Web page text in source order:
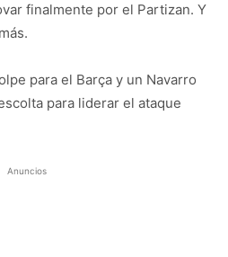
finalmente por el Partizan. Y
para el Barça y un Navarro
para liderar el ataque
Anuncios